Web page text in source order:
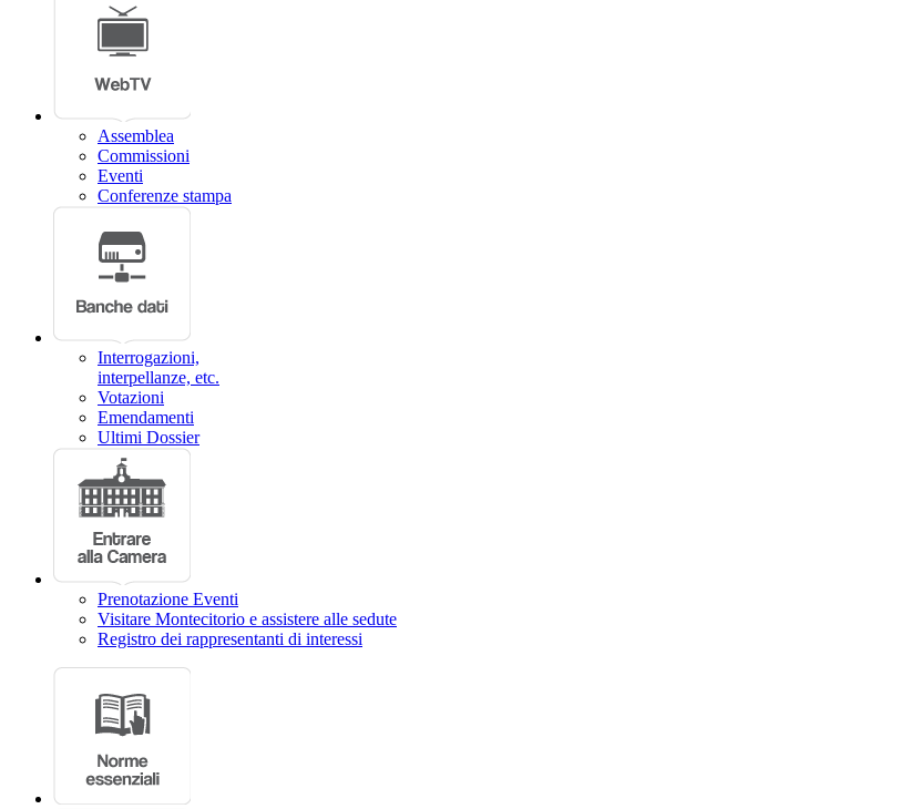
Assemblea
Commissioni
Eventi
Conferenze stampa
Interrogazioni,
interpellanze, etc.
Votazioni
Emendamenti
Ultimi Dossier
Prenotazione Eventi
Visitare Montecitorio e assistere alle sedute
Registro dei rappresentanti di interessi